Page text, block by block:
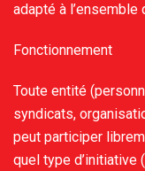
adapté à l’ensemble
Fonctionnement
Toute entité
syndicats,
peut participer
quel type